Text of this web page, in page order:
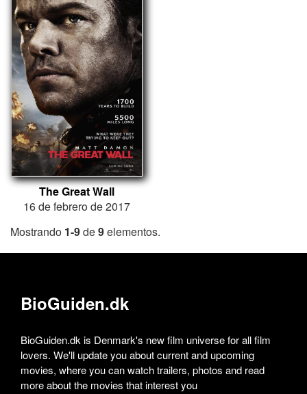
The Great Wall
16 de febrero de 2017
Mostrando 1-9de9elementos.
BioGuiden.dk
BioGuiden.dk is Denmark's new film universe for all film
lovers. We'll update you about current and upcoming
movies, where you can watch trailers, photos and read
more about the movies that interest you